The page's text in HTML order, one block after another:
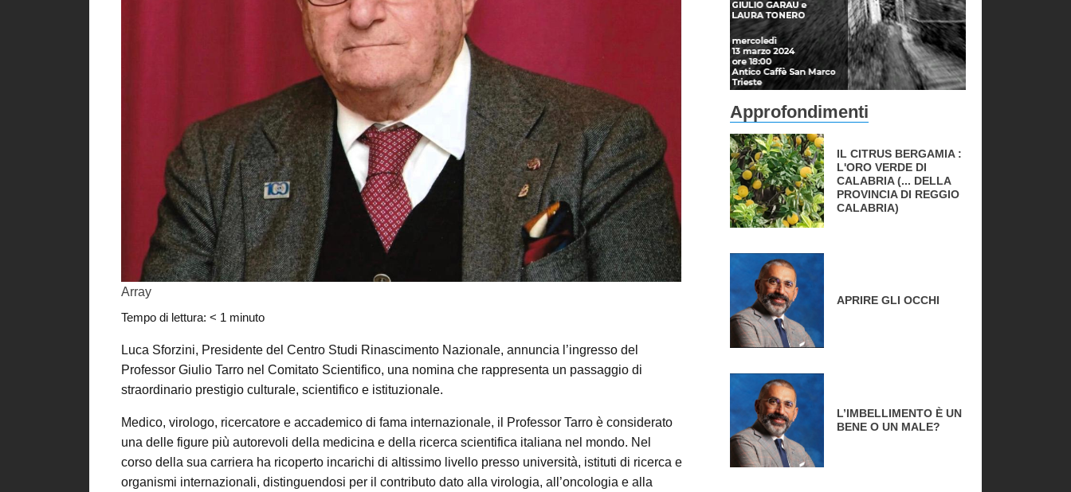
Array
Tempo di lettura: < 1 minuto
Luca Sforzini, Presidente del Centro Studi Rinascimento Nazionale, annuncia l’ingresso del
Professor Giulio Tarro nel Comitato Scientifico, una nomina che rappresenta un passaggio di
straordinario prestigio culturale, scientifico e istituzionale.
Medico, virologo, ricercatore e accademico di fama internazionale, il Professor Tarro è considerato
una delle figure più autorevoli della medicina e della ricerca scientifica italiana nel mondo. Nel
corso della sua carriera ha ricoperto incarichi di altissimo livello presso università, istituti di ricerca e
organismi internazionali, distinguendosi per il contributo dato alla virologia, all’oncologia e alla
Approfondimenti
IL CITRUS BERGAMIA :
L'ORO VERDE DI
CALABRIA (... DELLA
PROVINCIA DI REGGIO
CALABRIA)
APRIRE GLI OCCHI
L’IMBELLIMENTO È UN
BENE O UN MALE?